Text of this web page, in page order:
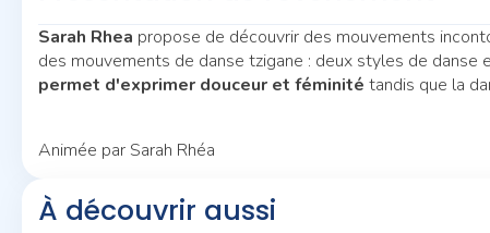
Sarah Rhea propose de découvrir des mouvements
des mouvements de danse tzigane : deux styles de danse
permet d'exprimer douceur et féminité tandis que la
Animée par Sarah Rhéa
À découvrir aussi